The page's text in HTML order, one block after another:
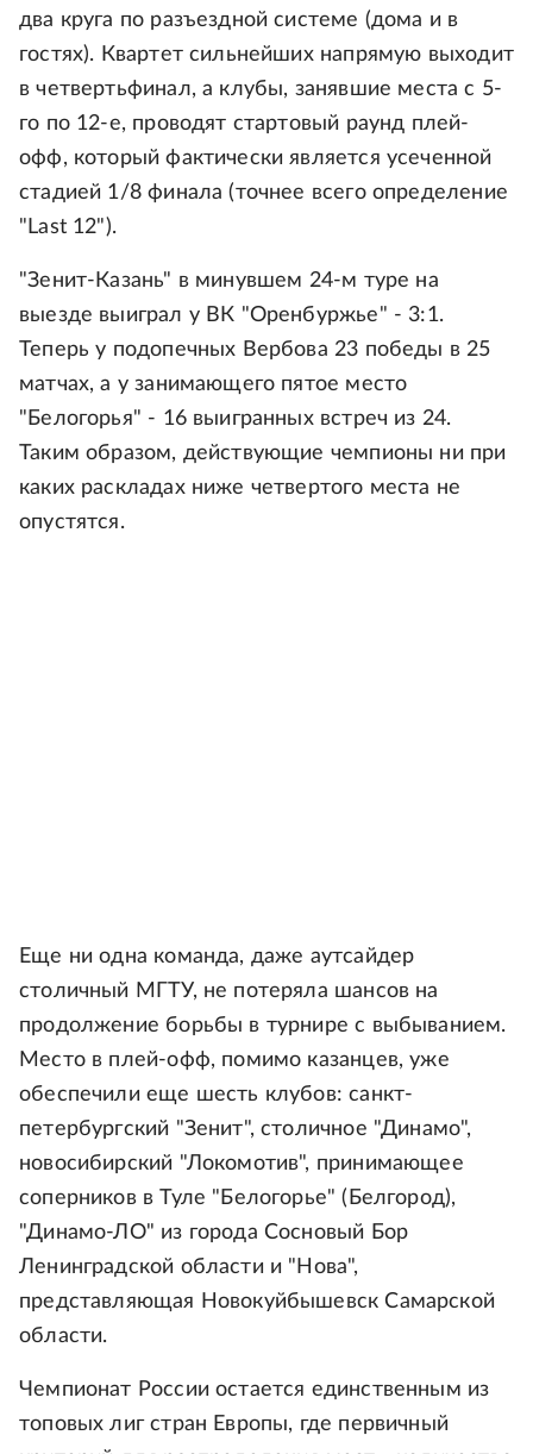
два круга по разъездной системе (дома и в
гостях). Квартет сильнейших напрямую выходит
в четвертьфинал, а клубы, занявшие места с 5-
го по 12-е, проводят стартовый раунд плей-
офф, который фактически является усеченной
стадией 1/8 финала (точнее всего определение
"Last 12").
"Зенит-Казань" в минувшем 24-м туре на
выезде выиграл у ВК "Оренбуржье" - 3:1.
Теперь у подопечных Вербова 23 победы в 25
матчах, а у занимающего пятое место
"Белогорья" - 16 выигранных встреч из 24.
Таким образом, действующие чемпионы ни при
каких раскладах ниже четвертого места не
опустятся.
Еще ни одна команда, даже аутсайдер
столичный МГТУ, не потеряла шансов на
продолжение борьбы в турнире с выбыванием.
Место в плей-офф, помимо казанцев, уже
обеспечили еще шесть клубов: санкт-
петербургский "Зенит", столичное "Динамо",
новосибирский "Локомотив", принимающее
соперников в Туле "Белогорье" (Белгород),
"Динамо-ЛО" из города Сосновый Бор
Ленинградской области и "Нова",
представляющая Новокуйбышевск Самарской
области.
Чемпионат России остается единственным из
топовых лиг стран Европы, где первичный